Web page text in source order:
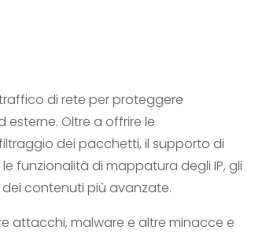
traffico di rete per proteggere
esterne. Oltre a offrire le
dei pacchetti, il supporto di
le funzionalità di mappatura degli IP, gli
contenuti più avanzate.
attacchi, malware e altre minacce e